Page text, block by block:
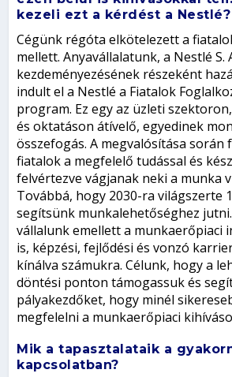
kezeli ezt a kérdést a Nestlé?
Cégünk régóta elkötelezett a
mellett. Anyavállalatunk, a Nestlé S.
kezdeményezésének részeként
indult el a Nestlé a Fiatalok
program. Ez egy az üzleti
és oktatáson átívelő, egyedinek
összefogás. A megvalósítása során
fiatalok a megfelelő tudással és
felvértezve vágjanak neki a munka
Továbbá, hogy 2030-ra világszerte
segítsünk munkalehetőséghez
vállalunk emellett a munkaerőpiaci
is, képzési, fejlődési és vonzó
kínálva számukra. Célunk, hogy a
döntési ponton támogassuk és
pályakezdőket, hogy minél
megfelelni a munkaerőpiaci
Mik a tapasztalataik a
kapcsolatban?